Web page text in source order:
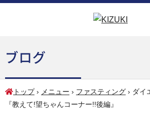
ブログ
トップ› メニュー › ファスティング › ダイ
『教えて!望ちゃんコーナー!!後編』